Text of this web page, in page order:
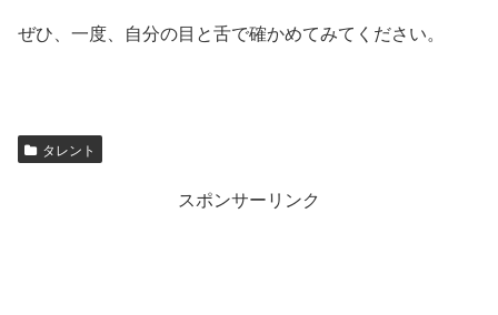
ぜひ、一度、自分の目と舌で確かめてみてください。
タレント
スポンサーリンク